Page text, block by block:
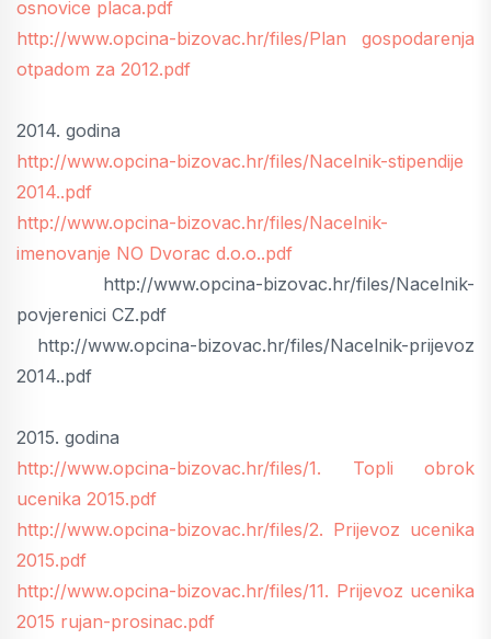
osnovice placa.pdf
http://www.opcina-bizovac.hr/files/Plan gospodarenja
otpadom za 2012.pdf
2014. godina
http://www.opcina-bizovac.hr/files/Nacelnik-stipendije
2014..pdf
http://www.opcina-bizovac.hr/files/Nacelnik-
imenovanje NO Dvorac d.o.o..pdf
http://www.opcina-bizovac.hr/files/Nacelnik-
povjerenici CZ.pdf
http://www.opcina-bizovac.hr/files/Nacelnik-prijevoz
2014..pdf
2015. godina
http://www.opcina-bizovac.hr/files/1. Topli obrok
ucenika 2015.pdf
http://www.opcina-bizovac.hr/files/2. Prijevoz ucenika
2015.pdf
http://www.opcina-bizovac.hr/files/11. Prijevoz ucenika
2015 rujan-prosinac.pdf